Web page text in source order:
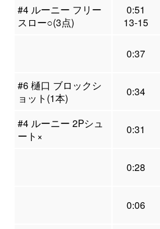
#4 ルーニー フリー
スロー○(3点)
0:51
13-15
0:37
#6 樋口 ブロックシ
ョット(1本)
0:34
#4 ルーニー 2Pシュ
ート×
0:31
0:28
0:06